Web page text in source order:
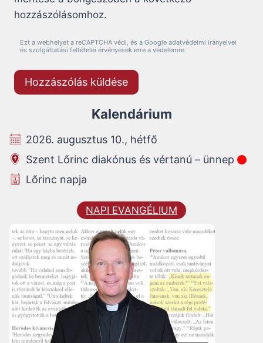
hozzászólásomhoz.
Ezt a webhelyet a reCAPTCHA védi, és a Google adatvédelmi irányelvei
és szolgáltatási feltételei érvényesek erre a védelemre.
Kalendárium
2026. augusztus 10., hétfő
Szent Lőrinc diakónus és vértanú – ünnep
Lőrinc napja
NAPI EVANGÉLIUM